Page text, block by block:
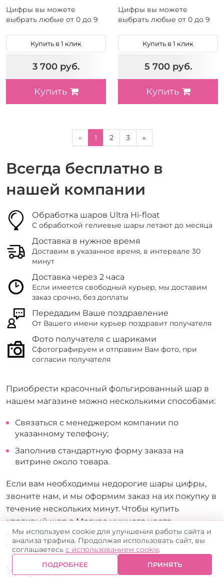
Цифры вы можете
выбрать любые от 0 до 9
Купить в 1 клик
3 700 руб.
Купить
Цифры вы можете
выбрать любые от 0 до 9
Купить в 1 клик
5 700 руб.
Купить
« 1 2 3 »
Всегда бесплатно в
нашей компании
Обработка шаров Ultra Hi-float
С обработкой гелиевые шары летают до месяца
Доставка в нужное время
Доставим в указанное время, в интервале 30
минут
Доставка через 2 часа
Если имеется свободный курьер, мы доставим
заказ срочно, без доплаты
Передадим Ваше поздравление
От Вашего имени курьер поздравит получателя
Фото получателя с шариками
Сфотографируем и отправим Вам фото, при
согласии получателя
Приобрести красочный фольгированный шар в
нашем магазине можно несколькими способами:
Связаться с менеджером компании по
указанному телефону;
Заполнив стандартную форму заказа на
витрине около товара.
Если вам необходимы недорогие шары цифры,
звоните нам, и мы оформим заказ на их покупку в
течение нескольких минут. Чтобы купить
красивый шар в Москве нужного цвета,
достаточно позвонить нам по телефону. Заказы
принимаются ежедневно.
Услуги доставки
Мы используем cookie для улучшения работы сайта и
анализа трафика. Продолжая использовать сайт, вы
соглашаетесь с использованием cookie.
ПОДРОБНЕЕ ПРИНЯТЬ